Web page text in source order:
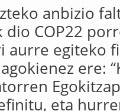
anbizio
dio COP22
aurre egiteko
ere:
eta